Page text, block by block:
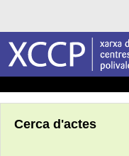
Cerca d'actes